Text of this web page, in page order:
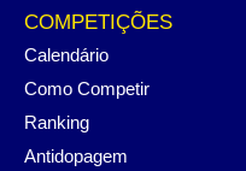
COMPETIÇÕES
Calendário
Como Competir
Ranking
Antidopagem